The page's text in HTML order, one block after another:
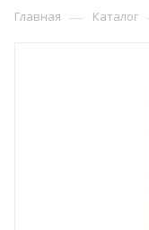
Главная — Каталог